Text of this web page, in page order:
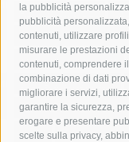
la pubblicità
pubblicità
contenuti, utilizzare
misurare le prestazioni
contenuti, comprendere
combinazione di dati
migliorare i servizi,
garantire la sicurezza,
erogare e presentare
scelte sulla privacy,
Asl Napoli 3 sud
castellammare di
comune di sorrento
costiera amalfitana
fondazione sorrento
lavori
lorenzo